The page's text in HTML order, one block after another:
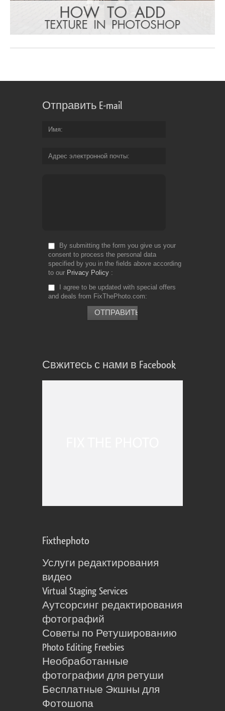
Отправить E-mail
Имя
Адрес электронной почты
By submitting the form you give us your
consent to process the personal data
specified by you in the fields above according
to our Privacy Policy
I agree to be updated with special offers
and deals from FixThePhoto.com
Свжитесь с нами в Facebook
Fixthephoto
Услуги редактирования
видео
Virtual Staging Services
Аутсорсинг редактирования
фотографий
Советы по Ретушированию
Photo Editing Freebies
Необработанные
фотографии для ретуши
Бесплатные Экшны для
Фотошопа